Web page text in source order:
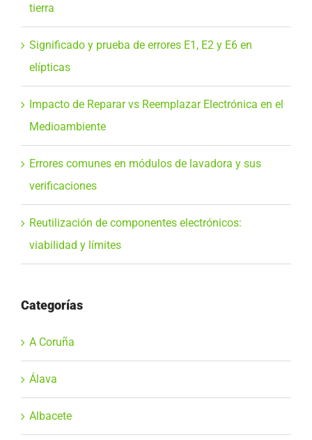
tierra
Significado y prueba de errores E1, E2 y E6 en
elípticas
Impacto de Reparar vs Reemplazar Electrónica en el
Medioambiente
Errores comunes en módulos de lavadora y sus
verificaciones
Reutilización de componentes electrónicos:
viabilidad y límites
Categorías
A Coruña
Álava
Albacete